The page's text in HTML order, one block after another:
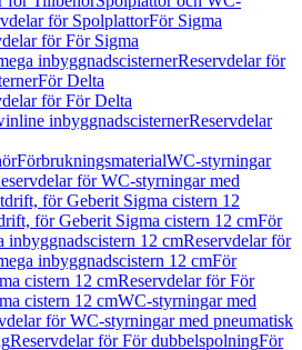
för SpolplattorFör Sigma
för För Sigma
inbyggnadscisternerReservdelar för
För Delta
för För Delta
inbyggnadscisternerReservdelar
FörbrukningsmaterialWC-styrningar
för WC-styrningar med
för Geberit Sigma cistern 12
för Geberit Sigma cistern 12 cmFör
inbyggnadscistern 12 cmReservdelar för
inbyggnadscistern 12 cmFör
cistern 12 cmReservdelar för För
cistern 12 cmWC-styrningar med
för WC-styrningar med pneumatisk
Reservdelar för För dubbelspolningFör